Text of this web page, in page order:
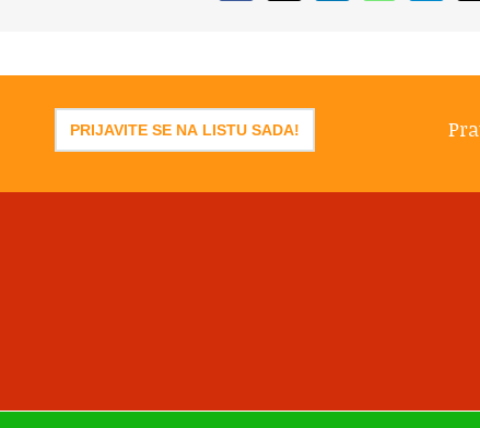
PRIJAVITE SE NA LISTU SADA!